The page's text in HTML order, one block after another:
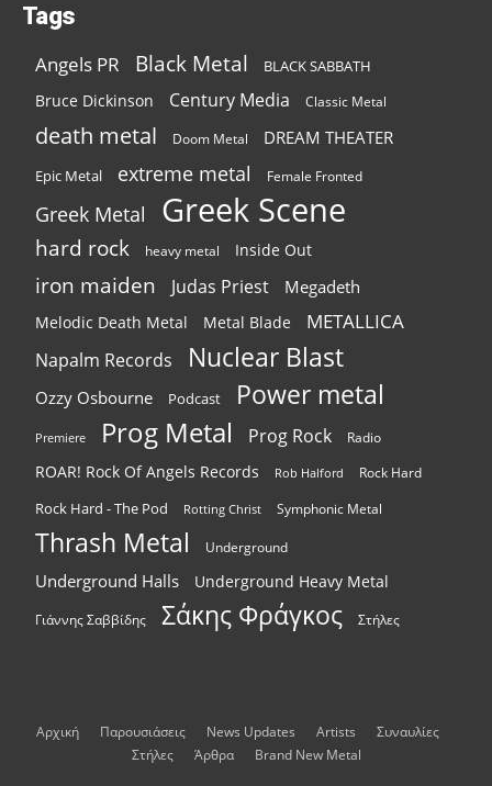
Tags
Angels PR Black Metal BLACK SABBATH
Bruce Dickinson Century Media Classic Metal
death metal Doom Metal DREAM THEATER
Epic Metal extreme metal Female Fronted
Greek Metal Greek Scene
hard rock heavy metal Inside Out
iron maiden Judas Priest Megadeth
Melodic Death Metal Metal Blade METALLICA
Napalm Records Nuclear Blast
Ozzy Osbourne Podcast Power metal
Premiere Prog Metal Prog Rock Radio
ROAR! Rock Of Angels Records Rob Halford Rock Hard
Rock Hard - The Pod Rotting Christ Symphonic Metal
Thrash Metal Underground
Underground Halls Underground Heavy Metal
Γιάννης Σαββίδης Σάκης Φράγκος Στήλες
Αρχική Παρουσιάσεις News Updates Artists
Συναυλίες
Στήλες
Άρθρα Brand New Metal